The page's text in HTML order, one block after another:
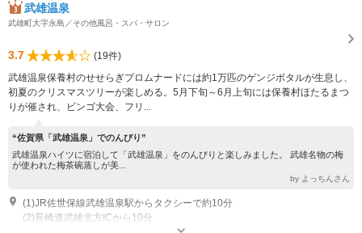
武雄温泉
武雄町大字永島／その他風呂・スパ・サロン
3.7
(19件)
武雄温泉保養村のせせらぎプロムナードには約1万匹のゲンジボタルが生息し、
初夏のクリスマスツリーが楽しめる。5月下旬～6月上旬には保養村ほたるまつ
りが催され、ビンゴ大会、フリ...
“佐賀県「武雄温泉」でのんびり”
武雄温泉ハイツに宿泊して「武雄温泉」をのんびりと楽しみました。 武雄名物の梅
が使われた梅茶碗蒸しが美...
by よっちんさん
(1)JR佐世保線武雄温泉駅からタクシーで約10分
(2)長崎道武雄北方ICから10分